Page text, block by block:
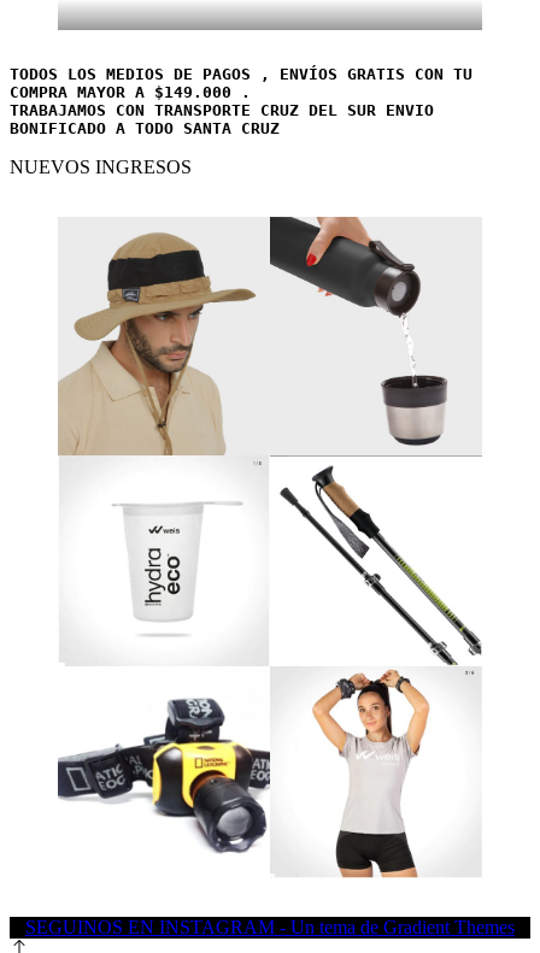
TODOS LOS MEDIOS DE PAGOS , ENVÍOS GRATIS CON TU
COMPRA MAYOR A $149.000 .
TRABAJAMOS CON TRANSPORTE CRUZ DEL SUR ENVIO
BONIFICADO A TODO SANTA CRUZ
NUEVOS INGRESOS
SEGUINOS EN INSTAGRAM - Un tema de Gradient Themes